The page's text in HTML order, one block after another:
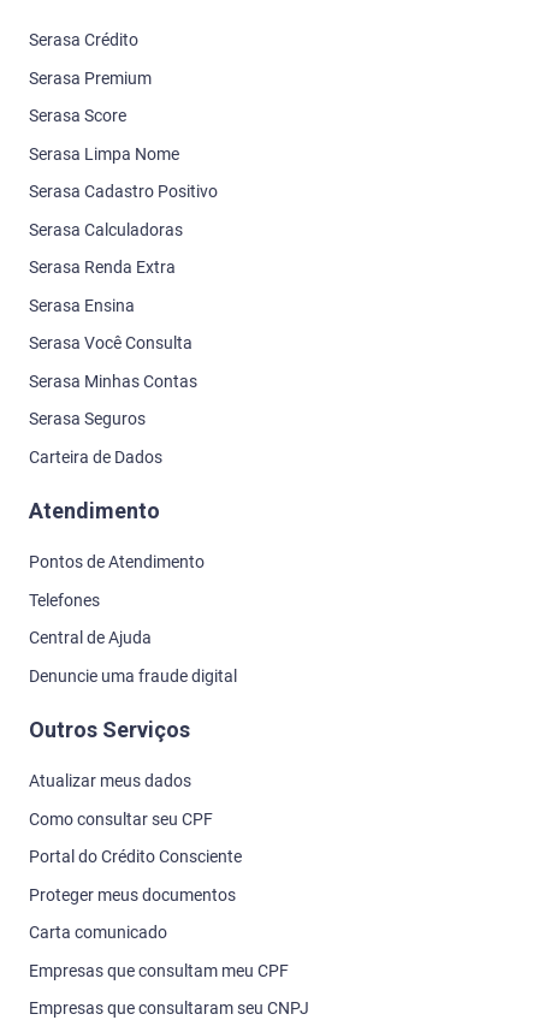
Serasa Crédito
Serasa Premium
Serasa Score
Serasa Limpa Nome
Serasa Cadastro Positivo
Serasa Calculadoras
Serasa Renda Extra
Serasa Ensina
Serasa Você Consulta
Serasa Minhas Contas
Serasa Seguros
Carteira de Dados
Atendimento
Pontos de Atendimento
Telefones
Central de Ajuda
Denuncie uma fraude digital
Outros Serviços
Atualizar meus dados
Como consultar seu CPF
Portal do Crédito Consciente
Proteger meus documentos
Carta comunicado
Empresas que consultam meu CPF
Empresas que consultaram seu CNPJ